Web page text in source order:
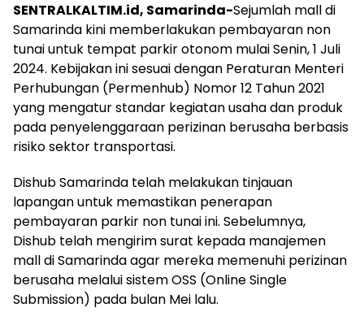
SENTRALKALTIM.id, Samarinda-Sejumlah mall di
Samarinda kini memberlakukan pembayaran non
tunai untuk tempat parkir otonom mulai Senin, 1 Juli
2024. Kebijakan ini sesuai dengan Peraturan Menteri
Perhubungan (Permenhub) Nomor 12 Tahun 2021
yang mengatur standar kegiatan usaha dan produk
pada penyelenggaraan perizinan berusaha berbasis
risiko sektor transportasi.
Dishub Samarinda telah melakukan tinjauan
lapangan untuk memastikan penerapan
pembayaran parkir non tunai ini. Sebelumnya,
Dishub telah mengirim surat kepada manajemen
mall di Samarinda agar mereka memenuhi perizinan
berusaha melalui sistem OSS (Online Single
Submission) pada bulan Mei lalu.